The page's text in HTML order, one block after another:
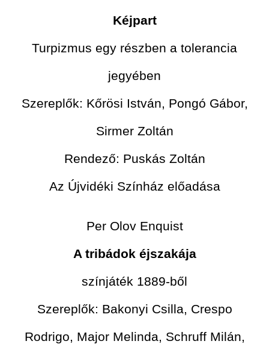
Kéjpart
Turpizmus egy részben a tolerancia
jegyében
Szereplők: Kőrösi István, Pongó Gábor,
Sirmer Zoltán
Rendező: Puskás Zoltán
Az Újvidéki Színház előadása
Per Olov Enquist
A tribádok éjszakája
színjáték 1889-ből
Szereplők: Bakonyi Csilla, Crespo
Rodrigo, Major Melinda, Schruff Milán,